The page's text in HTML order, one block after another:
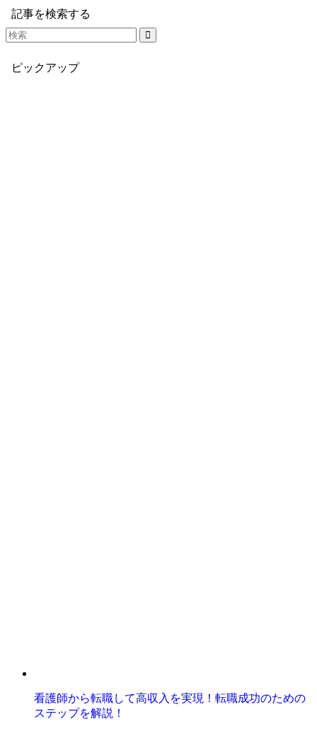
記事を検索する
ピックアップ
看護師から転職して高収入を実現！転職成功のための
ステップを解説！